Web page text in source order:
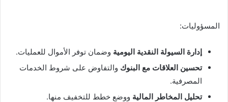
المسؤوليات:
إدارة السيولة النقدية اليومية وضمان توفر الأموال للعمليات.
تحسين العلاقات مع البنوك والتفاوض على شروط الخدمات
المصرفية.
تحليل المخاطر المالية ووضع خطط للتخفيف منها.